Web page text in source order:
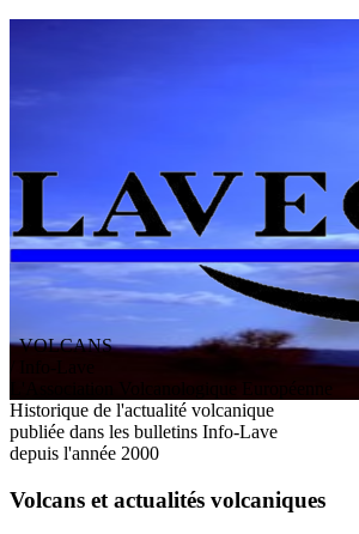
VOLCANS
olcanologique
Historique de l'actualité volcanique
publiée dans les bulletins Info-Lave
depuis l'année 2000
Volcans et actualités volcaniques